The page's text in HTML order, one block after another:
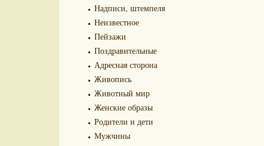
Надписи, штемпеля
Неизвестное
Пейзажи
Поздравительные
Адресная сторона
Живопись
Животный мир
Женские образы
Родители и дети
Мужчины